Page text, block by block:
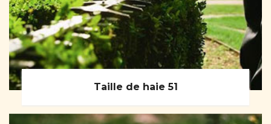
Taille de haie 51